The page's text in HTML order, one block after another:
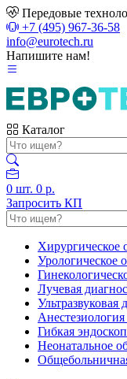
Передовые
+7 (495) 967-36-58
info@eurotech.ru
Напишите нам!
Каталог
0 шт. 0 р.
Запросить КП
Хирургическое
Урологическое
Лучевая
Ультразвуковая
Гибкая
Неонатальное